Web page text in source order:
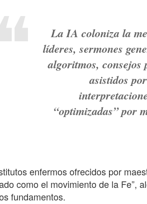
La IA coloniza la
líderes, sermones
algoritmos, consejos
asistidos
“optimizadas” por
enfermos ofrecidos por
como el movimiento de la Fe”,
fundamentos.